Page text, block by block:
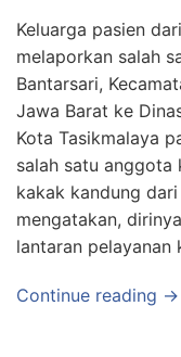
Keluarga pasien
melaporkan salah
Bantarsari,
Jawa Barat ke
Kota Tasikmalaya
salah satu anggota
kakak kandung
mengatakan,
lantaran
Continue reading →